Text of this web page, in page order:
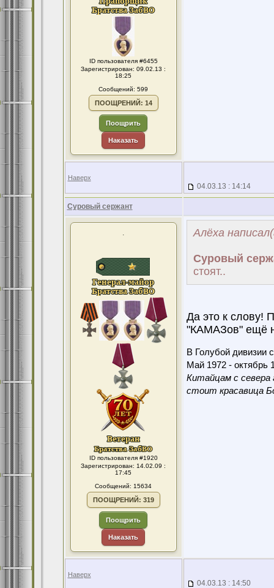
ID пользователя #6455
Зарегистрирован: 09.02.13 :
18:25
Сообщений: 599
ПООЩРЕНИЙ: 14
Поощрить
Наказать
Наверх
04.03.13 : 14:14
Суровый сержант
.
ID пользователя #1920
Зарегистрирован: 14.02.09 :
17:45
Сообщений: 15634
ПООЩРЕНИЙ: 319
Поощрить
Наказать
Алёха
Суровый
стоят..
Да это к слову!
"КАМАЗов" ещё
В Голубой дивизии
Май 1972 - октябрь
Китайцам с севера
стоит красавица
Наверх
04.03.13 : 14:50